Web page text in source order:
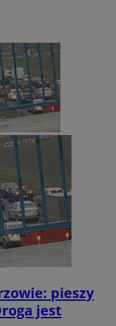
pieszy
jest